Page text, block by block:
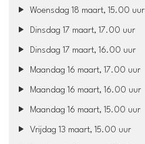
Woensdag 18 maart, 15.00 uur
Dinsdag 17 maart, 17.00 uur
Dinsdag 17 maart, 16.00 uur
Maandag 16 maart, 17.00 uur
Maandag 16 maart, 16.00 uur
Maandag 16 maart, 15.00 uur
Vrijdag 13 maart, 15.00 uur